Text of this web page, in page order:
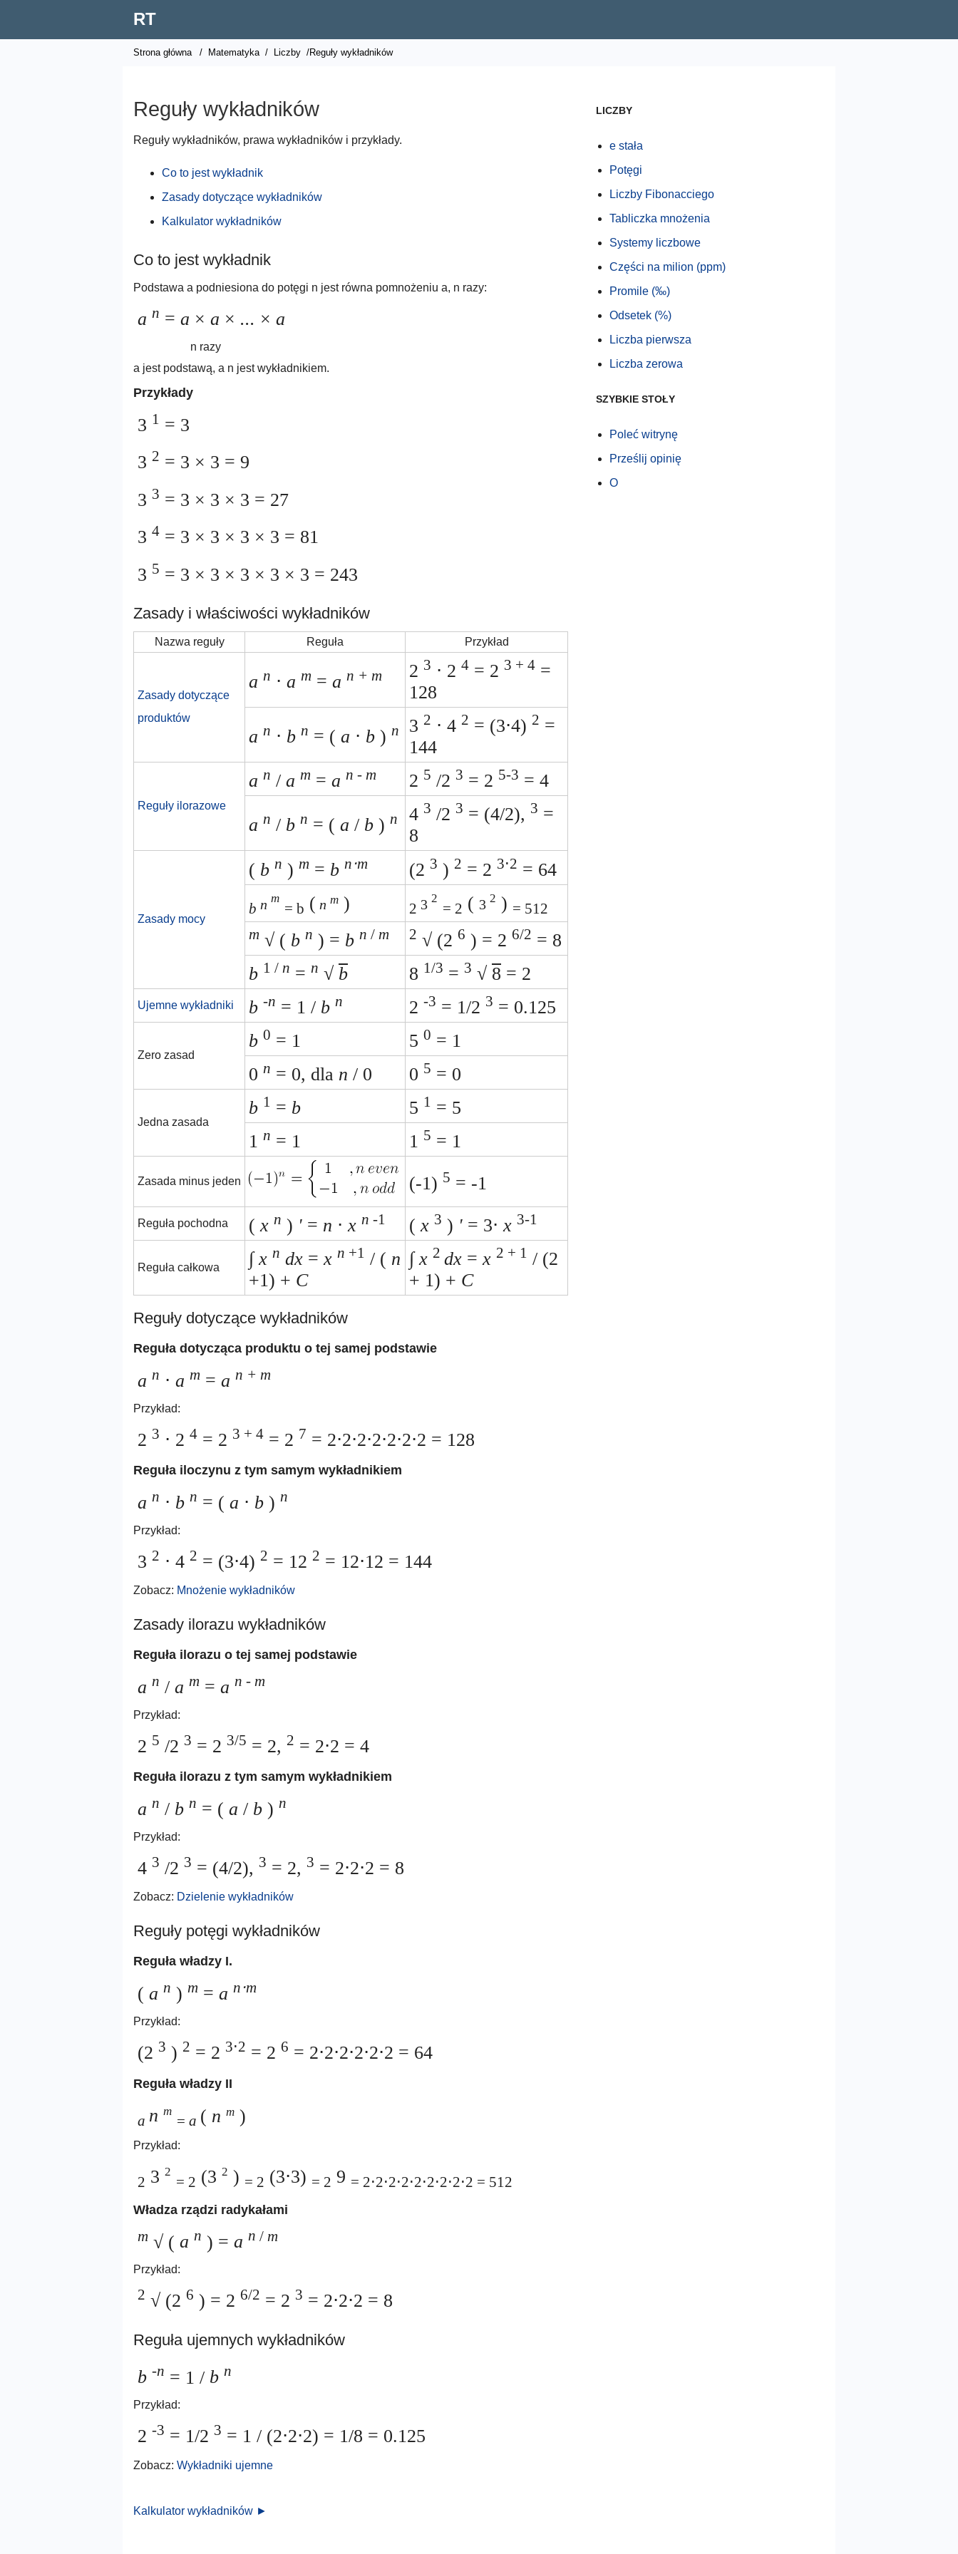
RT
Strona główna / Matematyka / Liczby /Reguły wykładników
Reguły wykładników
Reguły wykładników, prawa wykładników i przykłady.
Co to jest wykładnik
Zasady dotyczące wykładników
Kalkulator wykładników
Co to jest wykładnik
Podstawa a podniesiona do potęgi n jest równa pomnożeniu a, n razy:
a n = a × a × ... × a
n razy
a jest podstawą, a n jest wykładnikiem.
Przykłady
3 1 = 3
3 2 = 3 × 3 = 9
3 3 = 3 × 3 × 3 = 27
3 4 = 3 × 3 × 3 × 3 = 81
3 5 = 3 × 3 × 3 × 3 × 3 = 243
Zasady i właściwości wykładników
Nazwa reguły Reguła Przykład
Zasady dotyczące
produktów
a n ⋅ a m = a n + m 2 3 ⋅ 2 4 = 2 3 + 4 =
128
a n ⋅ b n = ( a ⋅ b ) n 3 2 ⋅ 4 2 = (3⋅4) 2 =
144
Reguły ilorazowe
a n / a m = a n - m 2 5 /2 3 = 2 5-3 = 4
a n / b n = ( a / b ) n 4 3 /2 3 = (4/2), 3 =
8
Zasady mocy
( b n ) m = b n⋅m (2 3 ) 2 = 2 3⋅2 = 64
b n m
= b ( n m ) 2 3 2
= 2 ( 3 2 ) = 512
m √ ( b n ) = b n / m 2 √ (2 6 ) = 2 6/2 = 8
b 1 / n = n √ b 8 1/3 = 3 √ 8 = 2
Ujemne wykładniki b -n = 1 / b n 2 -3 = 1/2 3 = 0.125
Zero zasad
b 0 = 1 5 0 = 1
0 n = 0, dla n / 0 0 5 = 0
Jedna zasada
b 1 = b 5 1 = 5
1 n = 1 1 5 = 1
Zasada minus jeden (-1) 5 = -1
Reguła pochodna ( x n ) ' = n ⋅ x n -1 ( x 3 ) ' = 3⋅ x 3-1
Reguła całkowa ∫x n dx = x n +1 / ( n
+1) + C
∫x 2 dx = x 2 + 1 / (2
+ 1) + C
Reguły dotyczące wykładników
Reguła dotycząca produktu o tej samej podstawie
a n ⋅ a m = a n + m
Przykład:
2 3 ⋅ 2 4 = 2 3 + 4 = 2 7 = 2⋅2⋅2⋅2⋅2⋅2⋅2 = 128
Reguła iloczynu z tym samym wykładnikiem
a n ⋅ b n = ( a ⋅ b ) n
Przykład:
3 2 ⋅ 4 2 = (3⋅4) 2 = 12 2 = 12⋅12 = 144
Zobacz: Mnożenie wykładników
Zasady ilorazu wykładników
Reguła ilorazu o tej samej podstawie
a n / a m = a n - m
Przykład:
2 5 /2 3 = 2 3/5 = 2, 2 = 2⋅2 = 4
Reguła ilorazu z tym samym wykładnikiem
a n / b n = ( a / b ) n
Przykład:
4 3 /2 3 = (4/2), 3 = 2, 3 = 2⋅2⋅2 = 8
Zobacz: Dzielenie wykładników
Reguły potęgi wykładników
Reguła władzy I.
( a n ) m = a n⋅m
Przykład:
(2 3 ) 2 = 2 3⋅2 = 2 6 = 2⋅2⋅2⋅2⋅2⋅2 = 64
Reguła władzy II
a n m
= a ( n m )
Przykład:
2 3 2
= 2 (3 2 ) = 2 (3⋅3) = 2 9 = 2⋅2⋅2⋅2⋅2⋅2⋅2⋅2⋅2 = 512
Władza rządzi radykałami
m √ ( a n ) = a n / m
Przykład:
2 √ (2 6 ) = 2 6/2 = 2 3 = 2⋅2⋅2 = 8
Reguła ujemnych wykładników
b -n = 1 / b n
Przykład:
2 -3 = 1/2 3 = 1 / (2⋅2⋅2) = 1/8 = 0.125
Zobacz: Wykładniki ujemne
Kalkulator wykładników ►
LICZBY
e stała
Potęgi
Liczby Fibonacciego
Tabliczka mnożenia
Systemy liczbowe
Części na milion (ppm)
Promile (‰)
Odsetek (%)
Liczba pierwsza
Liczba zerowa
SZYBKIE STOŁY
Poleć witrynę
Prześlij opinię
O